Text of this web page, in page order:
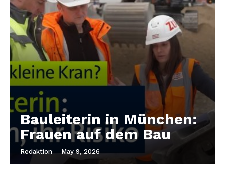
Bauleiterin in München:
Frauen auf dem Bau
Redaktion - May 9, 2026